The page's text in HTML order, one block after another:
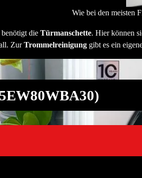
Wie bei den meisten
die Türmanschette. Hier können
ZurTrommelreinigunggibt es ein